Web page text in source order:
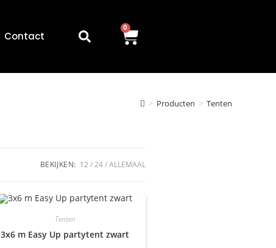
Contact
0
> Producten > Tenten
BEKIJKEN: 12 24 ALLEMAAL
Tenten
3x6 m Easy Up partytent zwart